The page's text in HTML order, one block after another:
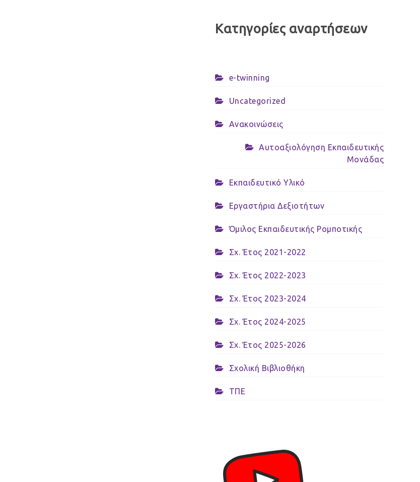
Κατηγορίες αναρτήσεων
e-twinning
Uncategorized
Ανακοινώσεις
Αυτοαξιολόγηση Εκπαιδευτικής
Μονάδας
Εκπαιδευτικό Υλικό
Εργαστήρια Δεξιοτήτων
Όμιλος Εκπαιδευτικής Ρομποτικής
Σχ. Έτος 2021-2022
Σχ. Έτος 2022-2023
Σχ. Έτος 2023-2024
Σχ. Έτος 2024-2025
Σχ. Έτος 2025-2026
Σχολική Βιβλιοθήκη
ΤΠΕ